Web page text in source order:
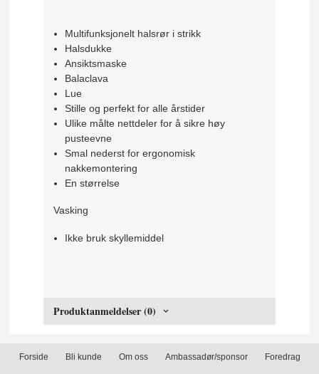
Multifunksjonelt halsrør i strikk
Halsdukke
Ansiktsmaske
Balaclava
Lue
Stille og perfekt for alle årstider
Ulike målte nettdeler for å sikre høy
pusteevne
Smal nederst for ergonomisk
nakkemontering
En størrelse
Vasking
Ikke bruk skyllemiddel
Produktanmeldelser (0)
Forside Bli kunde Om oss Ambassadør/sponsor Foredrag